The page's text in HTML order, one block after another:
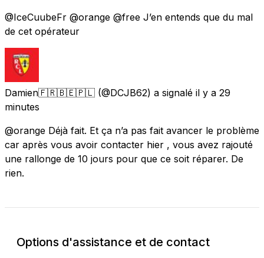
@IceCuubeFr @orange @free J’en entends que du mal
de cet opérateur
Damien🇫🇷🇧🇪🇵🇱 (@DCJB62) a signalé il y a 29
minutes
@orange Déjà fait. Et ça n’a pas fait avancer le problème
car après vous avoir contacter hier , vous avez rajouté
une rallonge de 10 jours pour que ce soit réparer. De
rien.
Options d'assistance et de contact